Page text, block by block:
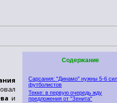
и
Содержание
Сарсания: "Динамо" нужны 5-6
футболистов
Текке: в первую очередь жду
предложения от "Зенита"